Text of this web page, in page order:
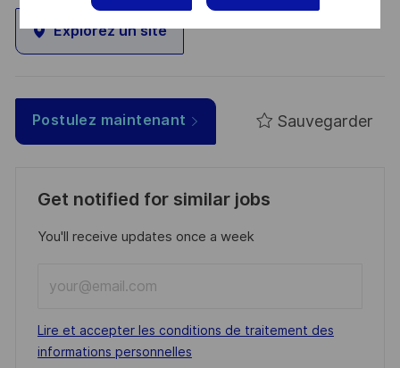
Explorez un site
Postulez maintenant Sauvegarder
Get notified for similar jobs
You'll receive updates once a week
Email
address
(Required)
Required
Lire et accepter les conditions de traitement des
informations personnelles